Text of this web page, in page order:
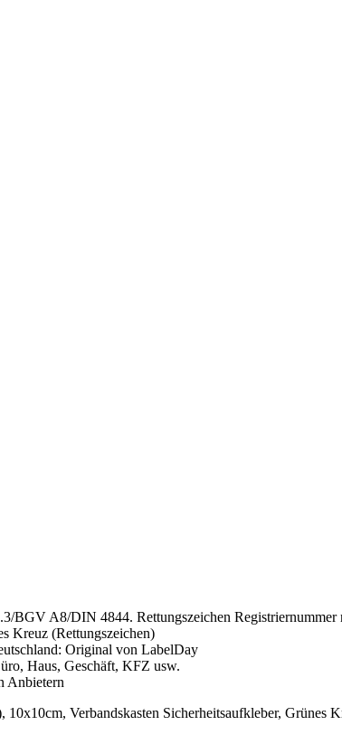
BGV A8/DIN 4844. Rettungszeichen
Kreuz (Rettungszeichen)
Original von LabelDay
Haus, Geschäft, KFZ usw.
Anbietern
Verbandskasten Sicherheitsaufkleber,